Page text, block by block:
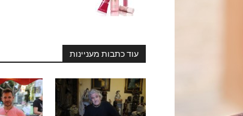
עוד כתבות מעניינות